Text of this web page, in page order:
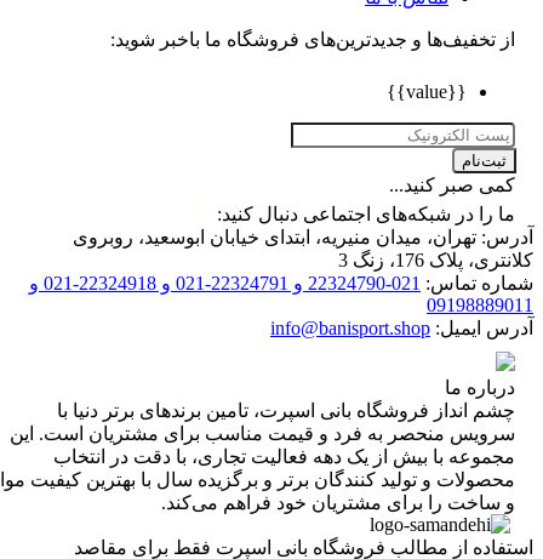
تخفیف‌ها و جدیدترین‌های فروشگاه ما باخبر شوید:
صبر کنید...
را در شبکه‌های اجتماعی دنبال کنید:
تهران، میدان منیریه، ابتدای خیابان ابوسعید، روبروی
پلاک 176، زنگ 3
تماس:
021-22324790 و 22324791-021 و 22324918-021 و
ایمیل: info@banisport.shop
ما
انداز فروشگاه‌ بانی اسپرت، تامین برندهای برتر دنیا با
منحصر به فرد و قیمت مناسب برای مشتریان است. این
با بیش از یک دهه فعالیت تجاری، با دقت در انتخاب
و تولید کنندگان برتر و برگزیده سال با بهترین کیفیت مواد
را برای مشتریان خود فراهم می‌کند.
از مطالب فروشگاه بانی اسپرت فقط برای مقاصد